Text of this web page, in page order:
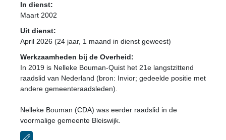
In dienst:
Maart 2002
Uit dienst:
April 2026 (24 jaar, 1 maand in dienst geweest)
Werkzaamheden bij de Overheid:
In 2019 is Nelleke Bouman-Quist het 21e langstzittend
raadslid van Nederland (bron: Invior; gedeelde positie met
andere gemeenteraadsleden).
Nelleke Bouman (CDA) was eerder raadslid in de
voormalige gemeente Bleiswijk.